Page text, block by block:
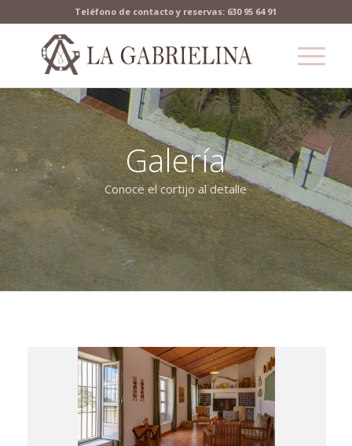
Teléfono de contacto y reservas: 630 95 64 91
Galería
Conoce el cortijo al detalle